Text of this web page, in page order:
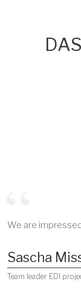
We are
Sascha
Team leader EDI